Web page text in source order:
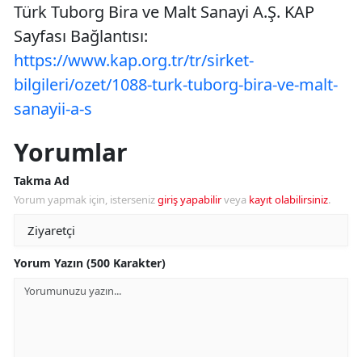
Türk Tuborg Bira ve Malt Sanayi A.Ş. KAP
Sayfası Bağlantısı:
https://www.kap.org.tr/tr/sirket-
bilgileri/ozet/1088-turk-tuborg-bira-ve-malt-
sanayii-a-s
Yorumlar
Takma Ad
Yorum yapmak için, istersenizgiriş yapabilirveya kayıt olabilirsiniz.
Yorum Yazın (500 Karakter)